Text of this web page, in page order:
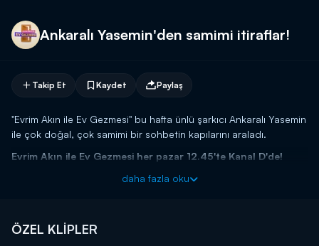
Ankaralı Yasemin'den samimi itiraflar!
Takip Et Kaydet Paylaş
"Evrim Akın ile Ev Gezmesi" bu hafta ünlü şarkıcı Ankaralı Yasemin
ile çok doğal, çok samimi bir sohbetin kapılarını araladı.
Evrim Akın ile Ev Gezmesi her pazar 12.45'te Kanal D'de!
daha fazla oku
ÖZEL KLİPLER